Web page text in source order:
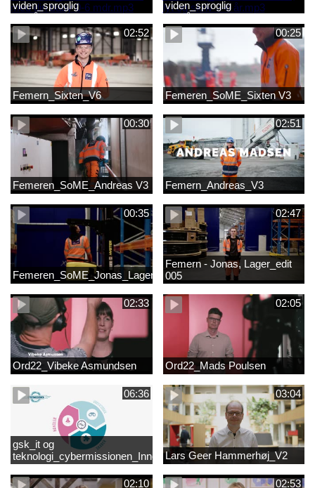
viden_sproglig
forståelse_Samtalekort Snak
med din baby 0-6 mdr.mp3
viden_sproglig
forståelse_Samtalekort Læs,
lyt og skriv 3-6 år.mp3
02:52
Femern_Sixten_V6
00:25
Femeren_SoME_Sixten V3
00:30
Femeren_SoME_Andreas V3
02:51
Femern_Andreas_V3
00:35
Femeren_SoME_Jonas_Lager
02:47
Femern - Jonas, Lager_edit
005
02:33
Ord22_Vibeke Asmundsen
02:05
Ord22_Mads Poulsen
06:36
gsk_it og
teknologi_cybermissionen_Innovationscirklen
03:04
Lars Geer Hammerhøj_V2
02:10 02:53